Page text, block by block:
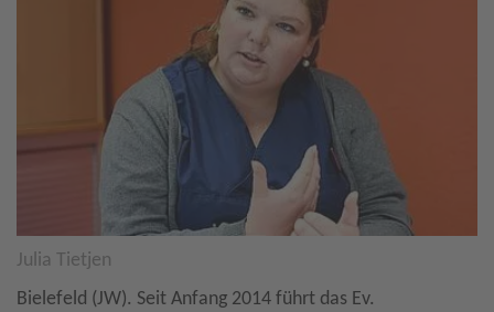
Julia Tietjen
Bielefeld (JW). Seit Anfang 2014 führt das Ev.